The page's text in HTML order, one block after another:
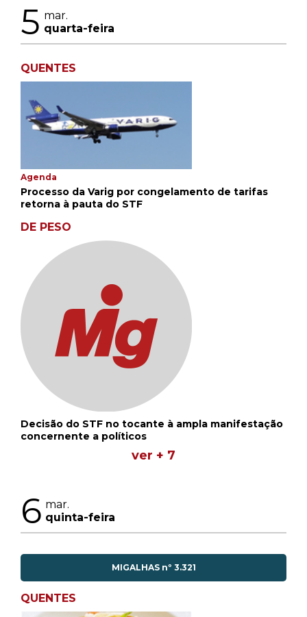
5 mar.
quarta-feira
QUENTES
Agenda
Processo da Varig por congelamento de tarifas
retorna à pauta do STF
DE PESO
Decisão do STF no tocante à ampla manifestação
concernente a políticos
ver + 7
6 mar.
quinta-feira
MIGALHAS nº 3.321
QUENTES